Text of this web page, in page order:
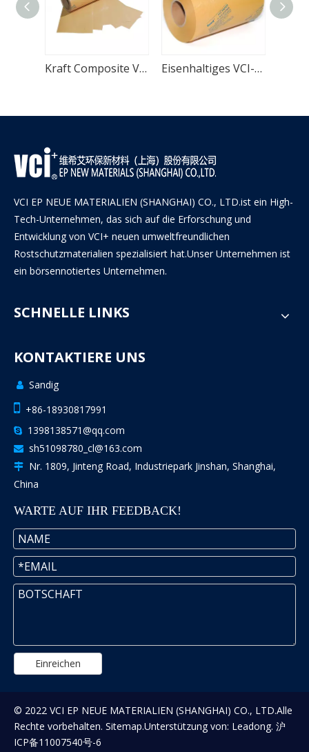
Kraft Composite VCI-Papier mit HDPE-Schicht Eisenhaltiges VCI-Verbundpapier mit HDPE-Schicht
VCI EP NEUE MATERIALIEN (SHANGHAI) CO., LTD.ist ein High-
Tech-Unternehmen, das sich auf die Erforschung und
Entwicklung von VCI+ neuen umweltfreundlichen
Rostschutzmaterialien spezialisiert hat.Unser Unternehmen ist
ein börsennotiertes Unternehmen.
SCHNELLE LINKS
KONTAKTIERE UNS
 Sandig
 +86-18930817991
 1398138571@qq.com
 sh51098780_cl@163.com

Nr. 1809, Jinteng Road, Industriepark Jinshan, Shanghai,
China
WARTE AUF IHR FEEDBACK!
Einreichen
© 2022 VCI EP NEUE MATERIALIEN (SHANGHAI) CO., LTD.Alle
Rechte vorbehalten. Sitemap.Unterstützung von: Leadong. 沪
ICP备11007540号-6